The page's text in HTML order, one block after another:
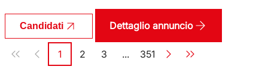
Candidati Dettaglio annuncio
Paginazione
Pagina
1 Pagina
2 Pagina
3 ... Pagina
351